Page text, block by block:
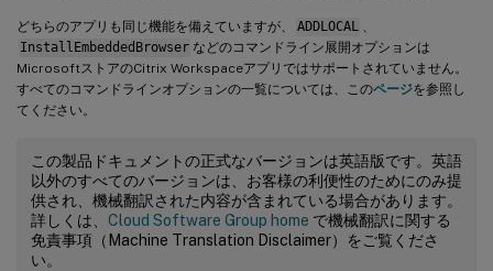
どちらのアプリも同じ機能を備えていますが、 ADDLOCAL 、
InstallEmbeddedBrowser などのコマンドライン展開オプションは
MicrosoftストアのCitrix Workspaceアプリではサポートされていません。
すべてのコマンドラインオプションの一覧については、このページを参照し
てください。
この製品ドキュメントの正式なバージョンは英語版です。英語
以外のすべてのバージョンは、お客様の利便性のためにのみ提
供され、機械翻訳された内容が含まれている場合があります。
詳しくは、 Cloud Software Group home で機械翻訳に関する
免責事項（Machine Translation Disclaimer）をご覧くださ
い。